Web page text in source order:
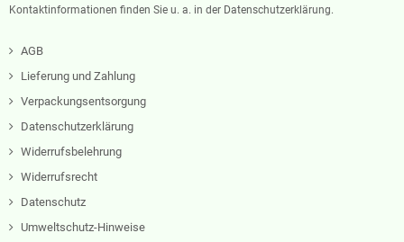
Kontaktinformationen finden Sie u. a. in der Datenschutzerklärung.
AGB
Lieferung und Zahlung
Verpackungsentsorgung
Datenschutzerklärung
Widerrufsbelehrung
Widerrufsrecht
Datenschutz
Umweltschutz-Hinweise